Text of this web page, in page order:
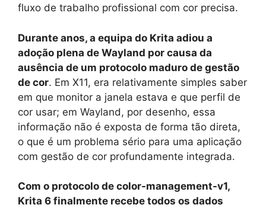
fluxo de trabalho profissional com cor precisa.
Durante anos, a equipa do Krita adiou a
adoção plena de Wayland por causa da
ausência de um protocolo maduro de gestão
de cor. Em X11, era relativamente simples saber
em que monitor a janela estava e que perfil de
cor usar; em Wayland, por desenho, essa
informação não é exposta de forma tão direta,
o que é um problema sério para uma aplicação
com gestão de cor profundamente integrada.
Com o protocolo de color-management-v1,
Krita 6 finalmente recebe todos os dados